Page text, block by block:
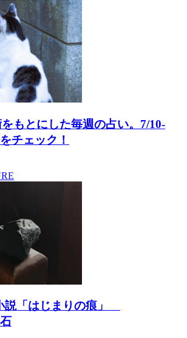
もとにした毎週の占い。7/10-
チェック！
説「はじまりの痕」